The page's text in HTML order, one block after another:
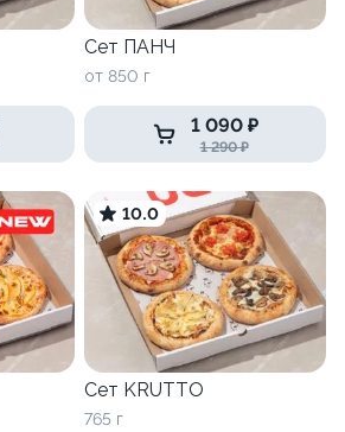
Сет ПАНЧ
от 850 г
1 090 ₽
1 290 ₽
10.0
Сет KRUTTO
765 г